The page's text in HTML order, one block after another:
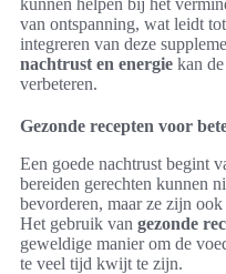
van ontspanning, wat leidt
integreren van deze
nachtrust en energie kan
verbeteren.
Gezonde recepten voor
Een goede nachtrust begint
bereiden gerechten kunnen
bevorderen, maar ze zijn
Het gebruik van gezonde
geweldige manier om de
te veel tijd kwijt te zijn.